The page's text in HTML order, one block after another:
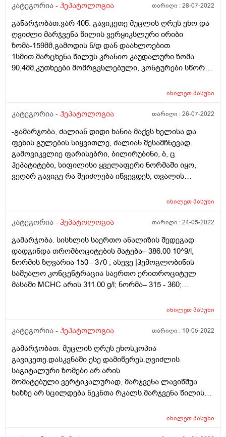
ექიმო, გთხოვთ, მიპასუხოთ, თქვენ რა
გადაწყვეტილებას მიიღებდით ჩემი ქმრისნაირი
პაციენტი რომ მიგეღოთ.
კატეგორია - ჰეპატოლოგია თარიღი :28-07-2022
განარჯობათ.ვარ 40წ. გავიკეთე მუცლის ღრუს ეხო და
ღვიძლი მარჯვენა წილის ვერყიკსლური ირიბი
ზომა-159მმ,გამოდის ნ/დ დან დაახლოებით
1სმით,მარცხენა წილუს კრანიო კაუდალური ზომა
90,4მმ,კუთხეები მომრგვსლებული, კონტურები სწორი.
ექოგენობა არათანაბარი კეტოვზნო დახიანებები არ
მივდივარ ექიმთან. მითხრეს გადიდებულიაო და
იხილეთპასუხი
კატეგორია - ჰეპატოლოგია თარიღი :26-07-2022
-გამარჯობა, ძალიან დიდი ხანია მაქვს ხელისა და
ფეხის გულების სიყვითლე, ძალიან შესამჩნევად.
გამოვიკვლიე ფარისებრი, ბილირუბინი, ბ, ც
ჰეპატიტები, სიფილისი ყველაფერი ნორმაში იყო,
ვეღარ გავიგე რა შეიძლება იწვევდეს, თვალის
იხილეთპასუხი
კატეგორია - ჰეპატოლოგია თარიღი :24-05-2022
გამარჯობა. სისხლის საერთო ანალიზის შედეგად
დადგინდა თრომბოციტების მატება– 386.00 10^9/l,
ნორმის ზღვარია 150 - 370 ; ასევე |ჰემოგლობინის
საშუალო კონცენტრაცია საერთო ერითროციტულ
მასაში MCHC არის 311.00 g/l; ნორმა– 315 - 360;
ეოზინოფილები EO– % 0.40 , ნორმაა – 0.5 - 5%; რაზე
თრომბოციტების მომატების მიზეზი რომ მითხრათ;
იხილეთპასუხი
კატეგორია - ჰეპატოლოგია თარიღი : 10-05-2022
გამარჯობათ. მუცლის ღრუს ეხოსკოპია
გავიკეთე.დასკვნაში ესე დამიწერეს.ღვიძლის
საგიტალური ზომები არ არის
მომატებული.ვერტიკალურად, მარჯვენა ლავიწშუა
ხაზზე არ სცილდება ნეკნთა რკალს.მარჯვენა წილის
წილის კრანიო-კაუდალური ზომა 75 მმ (N<100მმ);
იხილეთპასუხი